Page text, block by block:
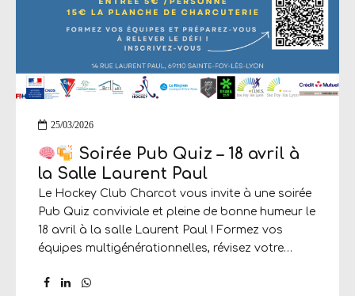
25/03/2026
Soirée Pub Quiz – 18 avril à
la Salle Laurent Paul
Le Hockey Club Charcot vous invite à une soirée
Pub Quiz conviviale et pleine de bonne humeur le
18 avril à la salle Laurent Paul ! Formez vos
équipes multigénérationnelles, révisez votre
dans une ambiance chaleureuse. Au programme